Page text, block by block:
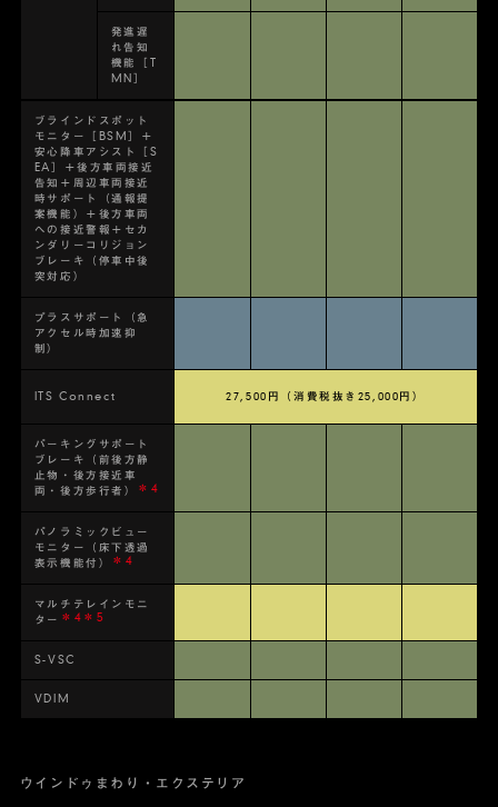
発進遅
れ告知
機能［T
MN］
ブラインドスポット
モニター［BSM］＋
安心降車アシスト［S
EA］＋後方車両接近
告知＋周辺車両接近
時サポート（通報提
案機能）＋後方車両
への接近警報＋セカ
ンダリーコリジョン
ブレーキ（停車中後
突対応）
プラスサポート（急
アクセル時加速抑
制）
ITS Connect 27,500円（消費税抜き25,000円）
パーキングサポート
ブレーキ（前後方静
止物・後方接近車
両・後方歩行者）
＊4
パノラミックビュー
モニター（床下透過
表示機能付）
＊4
マルチテレインモニ
ター ＊4＊5
S-VSC
VDIM
ウインドゥまわり・エクステリア